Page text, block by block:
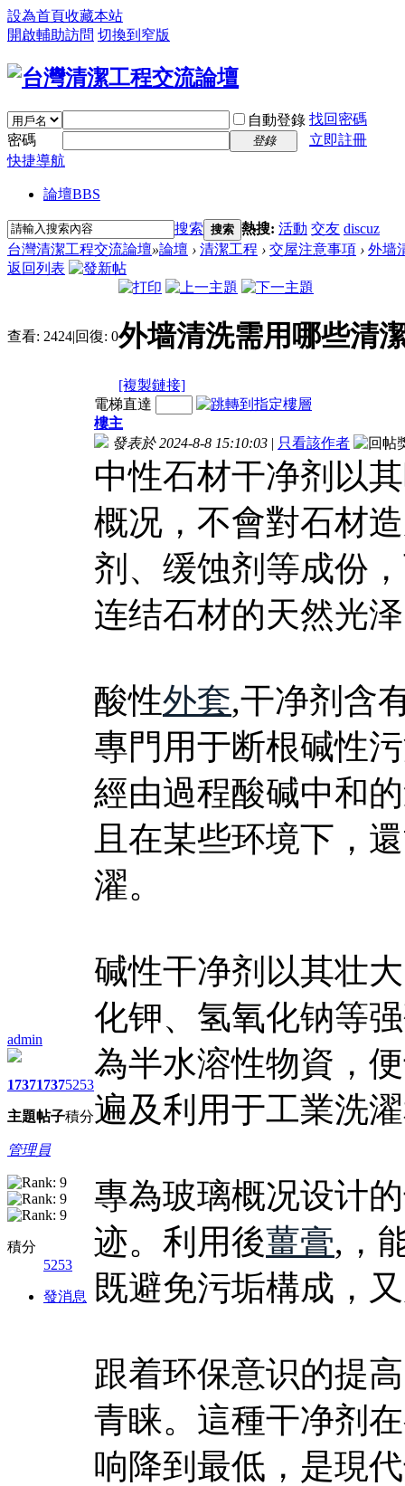
設為首頁收藏本站
開啟輔助訪問 切換到窄版
自動登錄 找回密碼
密碼
登錄
立即註冊
快捷導航
論壇BBS
搜索 搜索 熱搜: 活動 交友 discuz
台灣清潔工程交流論壇»論壇 › 清潔工程 › 交屋注意事項 › 外墙
返回列表
查看: 2424|回復: 0外墙清洗需用哪些清
[複製鏈接]
admin
1737
主題
1737
帖子
5253
積分
管理員
積分
5253
發消息
電梯直達
樓主
發表於 2024-8-8 15:10:03 | 只看該作者
中性石材干净剂以
概况，不會對石材
剂、缓蚀剂等成份
连结石材的天然光
酸性外套,干净剂含
專門用于断根碱性
經由過程酸碱中和
且在某些环境下，
濯。
碱性干净剂以其壮
化钾、氢氧化钠等
為半水溶性物資，
遍及利用于工業洗
專為玻璃概况设计
迹。利用後薑膏,，
既避免污垢構成，
跟着环保意识的提
青睐。這種干净剂
响降到最低，是現